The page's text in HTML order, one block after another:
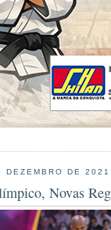
DE 2021
Novas